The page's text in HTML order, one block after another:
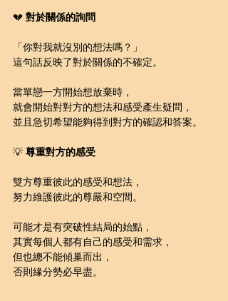
💔 對於關係的詢問
「你對我就沒別的想法嗎？」
這句話反映了對於關係的不確定。
當單戀一方開始想放棄時，
就會開始對對方的想法和感受產生疑問，
並且急切希望能夠得到對方的確認和答案。
💡 尊重對方的感受
雙方尊重彼此的感受和想法，
努力維護彼此的尊嚴和空間。
可能才是有突破性結局的始點，
其實每個人都有自己的感受和需求，
但也總不能傾巢而出，
否則緣分勢必早盡。